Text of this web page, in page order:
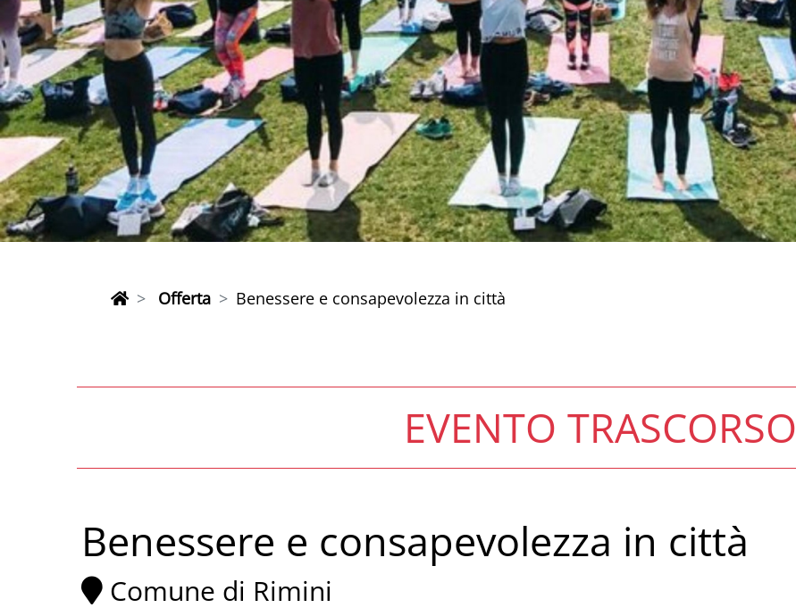
Offerta Benessere e consapevolezza in città
EVENTO TRASCORSO
Benessere e consapevolezza in città
Comune di Rimini